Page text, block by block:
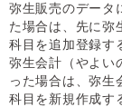
弥生販売のデータ
た場合は、先に弥
科目を追加登録す
弥生会計（やよい
った場合は、弥生
科目を新規作成す